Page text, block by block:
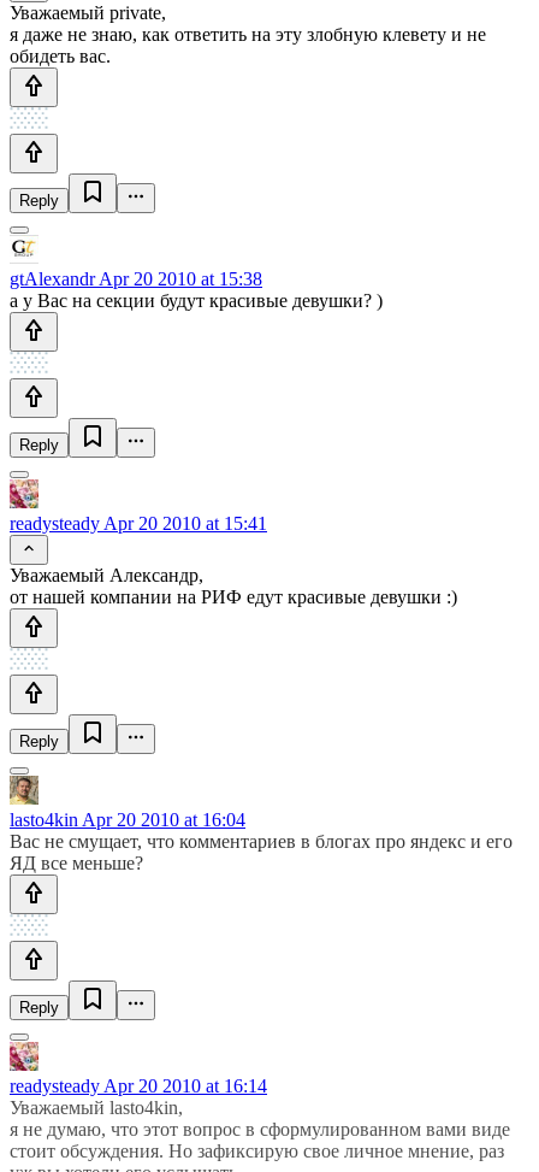
Уважаемый private,
я даже не знаю, как ответить на эту злобную клевету и не
обидеть вас.
Reply
gtAlexandrApr 20 2010 at 15:38
а у Вас на секции будут красивые девушки? )
Reply
readysteady Apr 20 2010 at 15:41
Уважаемый Александр,
от нашей компании на РИФ едут красивые девушки :)
Reply
lasto4kin Apr 20 2010 at 16:04
Вас не смущает, что комментариев в блогах про яндекс и его
ЯД все меньше?
Reply
readysteady Apr 20 2010 at 16:14
Уважаемый lasto4kin,
я не думаю, что этот вопрос в сформулированном вами виде
стоит обсуждения. Но зафиксирую свое личное мнение, раз